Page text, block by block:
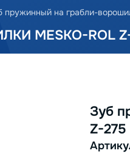
пружинный на грабли-
MЕSKO-RОL
Зуб
Z-275